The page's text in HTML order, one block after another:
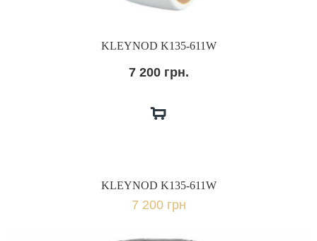
KLEYNOD K135-611W
7 200 грн.
KLEYNOD K135-611W
7 200 грн